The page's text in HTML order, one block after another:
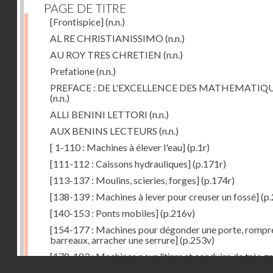
PAGE DE TITRE
[Frontispice](n.n.)
AL RE CHRISTIANISSIMO (n.n.)
AU ROY TRES CHRETIEN (n.n.)
Prefatione(n.n.)
PREFACE : DE L'EXCELLENCE DES
(n.n.)
ALLI BENINI LETTORI (n.n.)
AUX BENINS LECTEURS (n.n.)
[ 1-110 : Machines à élever l'eau](p.1r)
[111-112 : Caissons hydrauliques](p.171r)
[113-137 : Moulins, scieries, forges](p.174r)
[138-139 : Machines à lever pour creuser un fossé]
[140-153 : Ponts mobiles](p.216v)
[154-177 : Machines pour dégonder une porte,
barreaux, arracher une serrure](p.253v)
[178-183 : Machines pour "tirer et conduire de très